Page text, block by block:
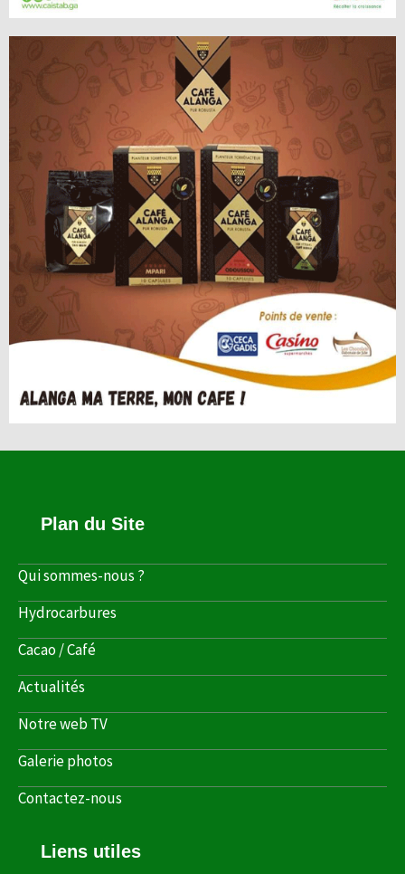
Plan du Site
Qui sommes-nous ?
Hydrocarbures
Cacao / Café
Actualités
Notre web TV
Galerie photos
Contactez-nous
Liens utiles